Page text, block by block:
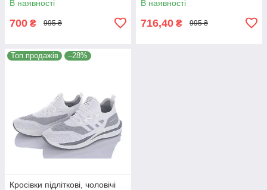
В наявності
700 ₴ 995 ₴
В наявності
716,40 ₴ 995 ₴
Топ продажів –28%
Кросівки підліткові, чоловічі